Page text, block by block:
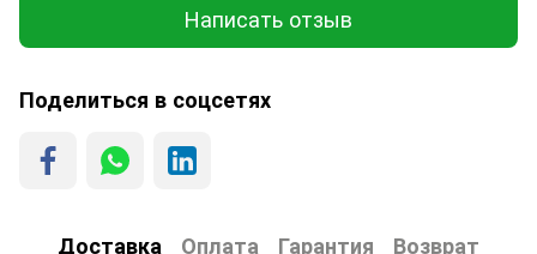
Написать отзыв
Поделиться в соцсетях
Доставка Оплата Гарантия Возврат